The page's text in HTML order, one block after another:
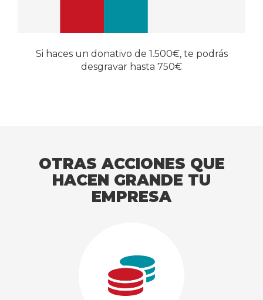
Si haces un donativo de 1.500€, te podrás
desgravar hasta 750€
OTRAS ACCIONES QUE
HACEN GRANDE TU
EMPRESA